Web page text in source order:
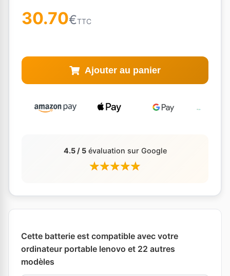
30.70€TTC
Ajouter au panier
4.5 / 5évaluation sur Google
Cette batterie est compatible avec votre
ordinateur portable lenovo et 22 autres
modèles